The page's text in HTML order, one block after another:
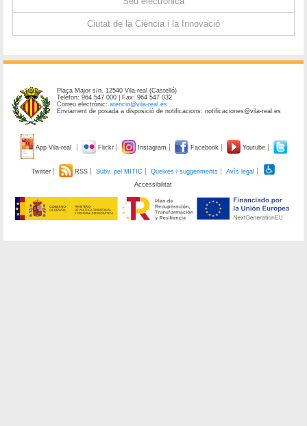
Ciutat de la Ciència i la Innovació
Plaça Major s/n. 12540 Vila-real (Castelló)
Telèfon: 964 547 000 | Fax: 964 547 032
Correu electrònic:atencio@vila-real.es
Enviament de posada a disposició de notificacions: notificaciones@vila-real.es
App Vila-real Flickr Instagram Facebook Youtube
Twitter RSS Subv. pel MITIC Queixes i suggeriments
Avís legal
Accessibilitat